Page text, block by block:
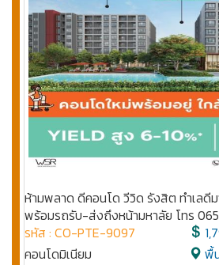
ห้ามพลาด ดีคอนโด วีวิด รังสิต ทำเลดี
พร้อมรถรับ-ส่งถึงหน้ามหาลัย โทร
รหัส : CO-PTE-9097
คอนโดมิเนียม
พื้